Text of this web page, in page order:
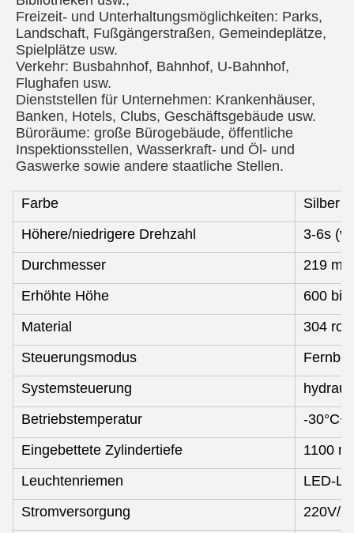
Freizeit- und Unterhaltungsmöglichkeiten: Parks,
Landschaft, Fußgängerstraßen, Gemeindeplätze,
Spielplätze usw.
Verkehr: Busbahnhof, Bahnhof, U-Bahnhof,
Flughafen usw.
Dienststellen für Unternehmen: Krankenhäuser,
Banken, Hotels, Clubs, Geschäftsgebäude usw.
Büroräume: große Bürogebäude, öffentliche
Inspektionsstellen, Wasserkraft- und Öl- und
Gaswerke sowie andere staatliche Stellen.
Farbe
Silber
Höhere/niedrigere Drehzahl
3-6s
Durchmesser
219 mm
Erhöhte Höhe
600 bis
Material
304
Steuerungsmodus
Systemsteuerung
Betriebstemperatur
-
Eingebettete Zylindertiefe
1100
Leuchtenriemen
LED-
Stromversorgung
220V/